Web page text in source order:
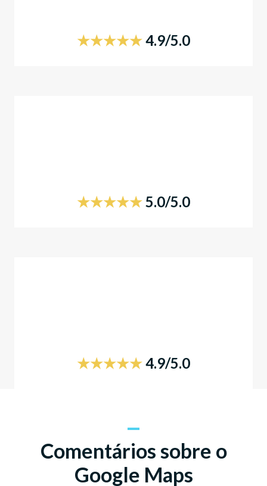
★★★★★4.9/5.0
★★★★★5.0/5.0
★★★★★4.9/5.0
Comentários sobre o
Google Maps